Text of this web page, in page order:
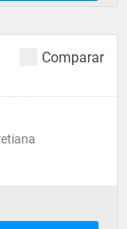
Comparar